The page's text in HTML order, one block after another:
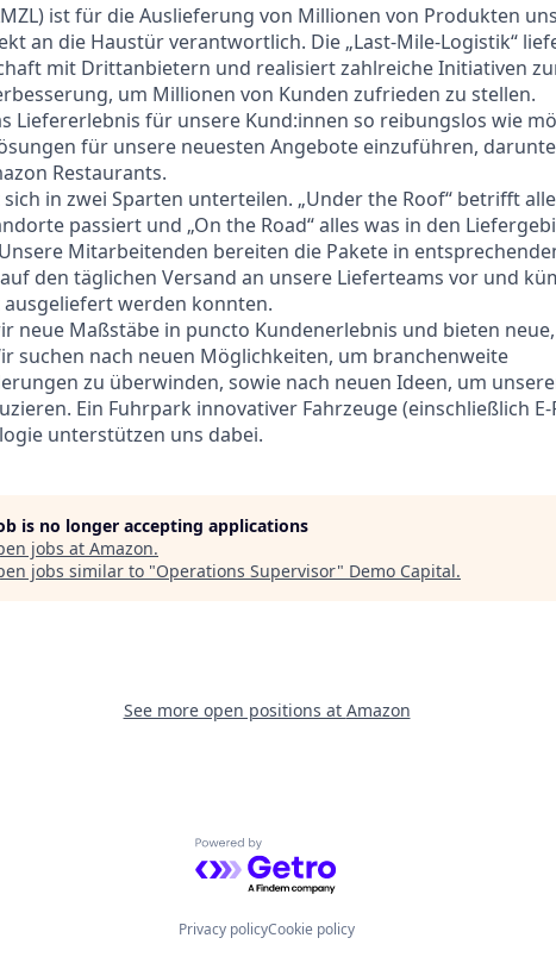
ist für die Auslieferung von Millionen von Produkten
an die Haustür verantwortlich. Die „Last-Mile-Logistik“
mit Drittanbietern und realisiert zahlreiche Initiativen
um Millionen von Kunden zufrieden zu stellen.
Liefererlebnis für unsere Kund:innen so reibungslos wie
für unsere neuesten Angebote einzuführen,
Restaurants.
in zwei Sparten unterteilen. „Under the Roof“ betrifft
passiert und „On the Road“ alles was in den
Mitarbeitenden bereiten die Pakete in
den täglichen Versand an unsere Lieferteams vor und
werden konnten.
neue Maßstäbe in puncto Kundenerlebnis und bieten
suchen nach neuen Möglichkeiten, um branchenweite
zu überwinden, sowie nach neuen Ideen, um
Ein Fuhrpark innovativer Fahrzeuge (einschließlich
unterstützen uns dabei.
is no longer accepting applications
jobs at Amazon.
jobs similar to "Operations Supervisor" Demo Capital.
See more open positions at Amazon
Powered by Getro.com
Privacy policyCookie policy